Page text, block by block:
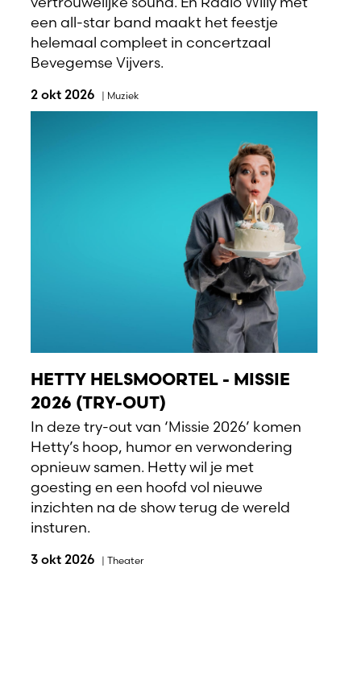
een all-star band maakt het feestje
helemaal compleet in concertzaal
Bevegemse Vijvers.
2 okt 2026 | Muziek
HETTY HELSMOORTEL - MISSIE
2026 (TRY-OUT)
In deze try-out van ‘Missie 2026’ komen
Hetty’s hoop, humor en verwondering
opnieuw samen. Hetty wil je met
goesting en een hoofd vol nieuwe
inzichten na de show terug de wereld
insturen.
3 okt 2026 | Theater